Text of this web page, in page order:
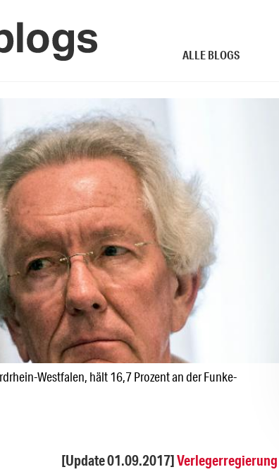
ALLE BLOGS
Westfalen, hält 16,7 Prozent an der Funke-
[Update 01.09.2017]